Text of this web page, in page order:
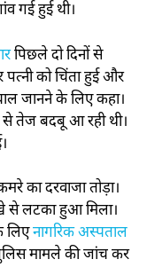
गई हुई थी।
पिछले दो दिनों से
पत्नी को चिंता हुई और
जानने के लिए कहा।
तेज बदबू आ रही थी।
का दरवाजा तोड़ा।
से लटका हुआ मिला।
लिएनागरिक अस्पताल
मामले की जांच कर